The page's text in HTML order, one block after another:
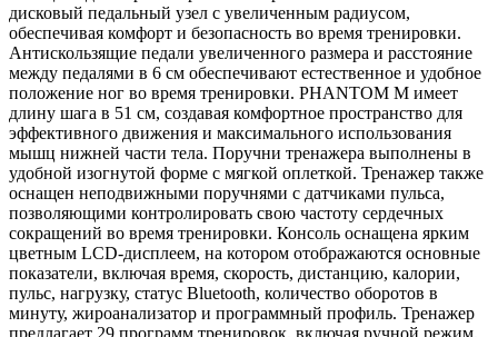
дисковый педальный узел с увеличенным радиусом,
обеспечивая комфорт и безопасность во время тренировки.
Антискользящие педали увеличенного размера и расстояние
между педалями в 6 см обеспечивают естественное и удобное
положение ног во время тренировки. PHANTOM M имеет
длину шага в 51 см, создавая комфортное пространство для
эффективного движения и максимального использования
мышц нижней части тела. Поручни тренажера выполнены в
удобной изогнутой форме с мягкой оплеткой. Тренажер также
оснащен неподвижными поручнями с датчиками пульса,
позволяющими контролировать свою частоту сердечных
сокращений во время тренировки. Консоль оснащена ярким
цветным LCD-дисплеем, на котором отображаются основные
показатели, включая время, скорость, дистанцию, калории,
пульс, нагрузку, статус Bluetooth, количество оборотов в
минуту, жироанализатор и программный профиль. Тренажер